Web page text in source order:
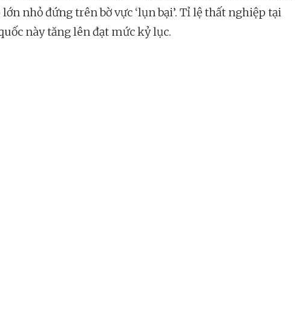
nhỏ đứng trên bờ vực ‘lụn bại’. Tỉ lệ thất nghiệp tại
này tăng lên đạt mức kỷ lục.